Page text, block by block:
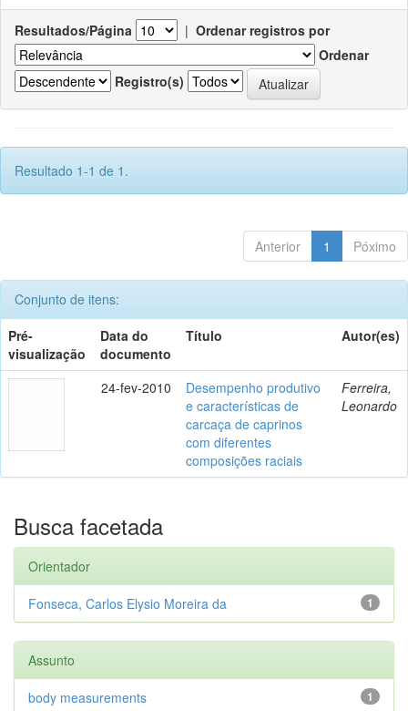
Resultados/Página | Ordenar registros por
Ordenar
Registro(s)
Resultado 1-1 de 1.
Anterior 1 Póximo
Conjunto de itens:
Pré-
visualização
Data do
documento
Título Autor(es)
24-fev-2010
Desempenho produtivo
e características de
carcaça de caprinos
com diferentes
composições raciais
Ferreira,
Leonardo
Busca facetada
Orientador
1
Fonseca, Carlos Elysio Moreira da
Assunto
1
body measurements